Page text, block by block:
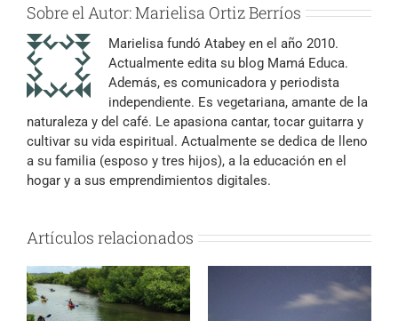
Sobre el Autor:Marielisa Ortiz Berríos
Marielisa fundó Atabey en el año 2010.
Actualmente edita su blog Mamá Educa.
Además, es comunicadora y periodista
independiente. Es vegetariana, amante de la
naturaleza y del café. Le apasiona cantar, tocar guitarra y
cultivar su vida espiritual. Actualmente se dedica de lleno
a su familia (esposo y tres hijos), a la educación en el
hogar y a sus emprendimientos digitales.
Artículos relacionados